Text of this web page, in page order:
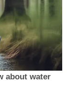
about water